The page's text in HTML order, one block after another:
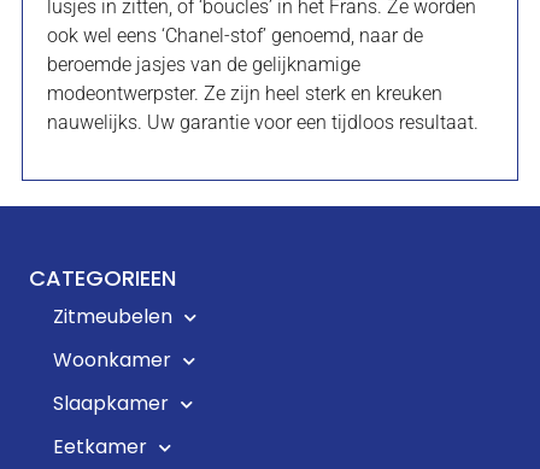
lusjes in zitten, of ‘boucles’ in het Frans. Ze worden
ook wel eens ‘Chanel-stof’ genoemd, naar de
beroemde jasjes van de gelijknamige
modeontwerpster. Ze zijn heel sterk en kreuken
nauwelijks. Uw garantie voor een tijdloos resultaat.
CATEGORIEEN
Zitmeubelen
Woonkamer
Slaapkamer
Eetkamer